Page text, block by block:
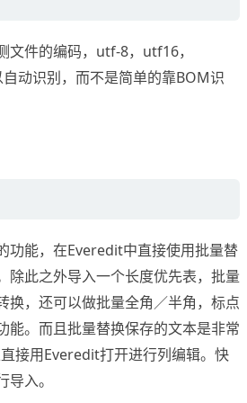
文件的编码，utf-8，utf16，
动识别，而不是简单的靠BOM识
功能，在Everedit中直接使用批量替
除此之外导入一个长度优先表，批量
换，还可以做批量全角／半角，标点
能。而且批量替换保存的文本是非常
接用Everedit打开进行列编辑。快
入。